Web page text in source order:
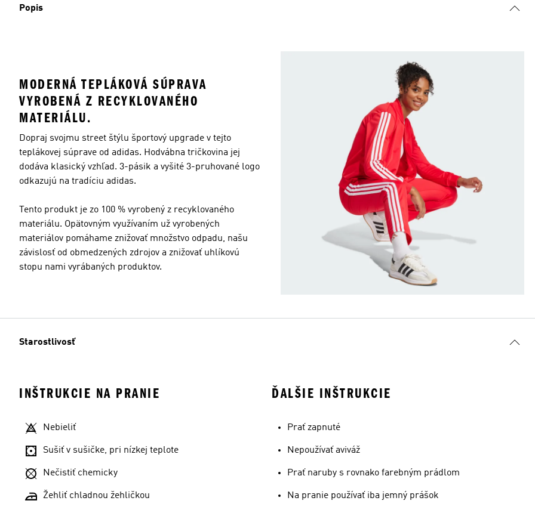
Popis
MODERNÁ TEPLÁKOVÁ SÚPRAVA
VYROBENÁ Z RECYKLOVANÉHO
MATERIÁLU.
Dopraj svojmu street štýlu športový upgrade v tejto
teplákovej súprave od adidas. Hodvábna tričkovina jej
dodáva klasický vzhľad. 3-pásik a vyšité 3-pruhované logo
odkazujú na tradíciu adidas.
Tento produkt je zo 100 % vyrobený z recyklovaného
materiálu. Opätovným využívaním už vyrobených
materiálov pomáhame znižovať množstvo odpadu, našu
závislosť od obmedzených zdrojov a znižovať uhlíkovú
stopu nami vyrábaných produktov.
Starostlivosť
INŠTRUKCIE NA PRANIE
Nebieliť
Sušiť v sušičke, pri nízkej teplote
Nečistiť chemicky
Žehliť chladnou žehličkou
ĎALŠIE INŠTRUKCIE
Prať zapnuté
Nepoužívať aviváž
Prať naruby s rovnako farebným prádlom
Na pranie používať iba jemný prášok